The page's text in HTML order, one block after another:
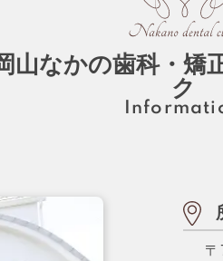
山なかの歯科・矯
ク